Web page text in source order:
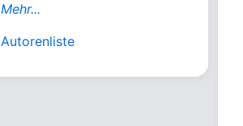
Mehr...
Autorenliste